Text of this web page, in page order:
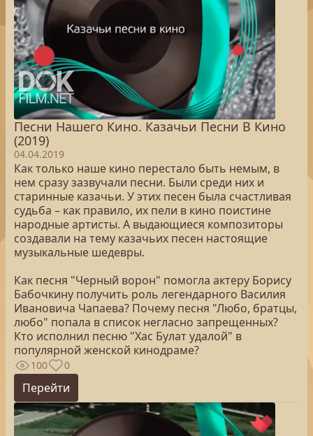
Песни Нашего Кино. Казачьи Песни В Кино
(2019)
04.04.2019
Как только наше кино перестало быть немым, в
нем сразу зазвучали песни. Были среди них и
старинные казачьи. У этих песен была счастливая
судьба – как правило, их пели в кино поистине
народные артисты. А выдающиеся композиторы
создавали на тему казачьих песен настоящие
музыкальные шедевры.
Как песня "Черный ворон" помогла актеру Борису
Бабочкину получить роль легендарного Василия
Ивановича Чапаева? Почему песня "Любо, братцы,
любо" попала в список негласно запрещенных?
Кто исполнил песню "Хас Булат удалой" в
популярной женской кинодраме?
100 0
Перейти